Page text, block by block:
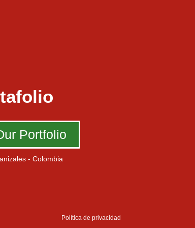
Portfolio
- Colombia
Política de privacidad